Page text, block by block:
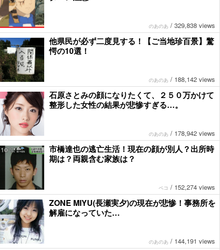
のあのあ / 329,838 views
他県民が必ず二度見する！【ご当地珍百景】驚
愕の10選！
のあのあ / 188,142 views
石原さとみの顔になりたくて、２５０万かけて
整形した女性の結果が悲惨すぎる…。
のあのあ / 178,942 views
市橋達也の逃亡生活！現在の顔が別人？出所時
期は？両親含む家族は？
ペコ / 152,274 views
ZONE MIYU(長瀬実夕)の現在が悲惨！事務所を
解雇になっていた…
のあのあ / 144,191 views